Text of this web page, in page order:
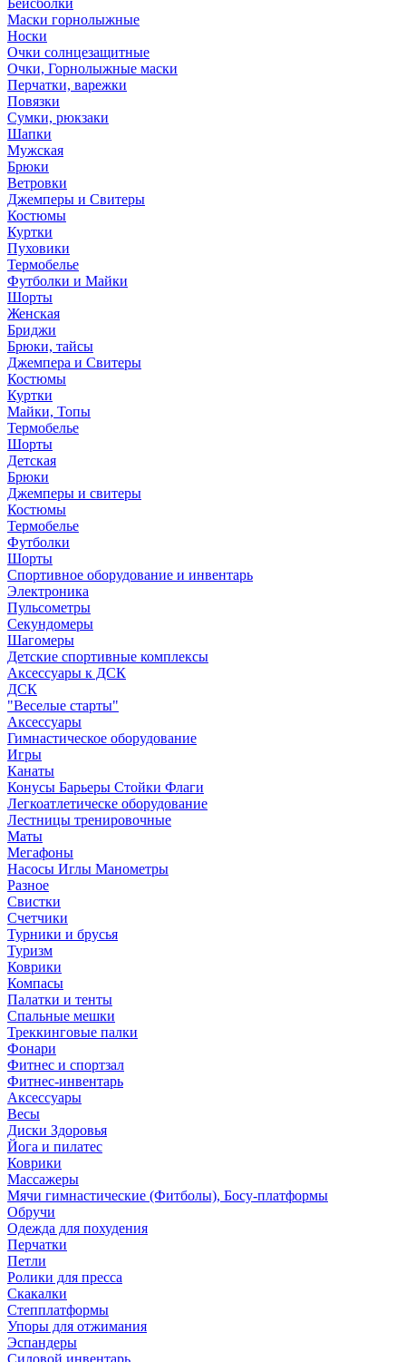
Бейсболки
Маски горнолыжные
Носки
Очки солнцезащитные
Очки, Горнолыжные маски
Перчатки, варежки
Повязки
Сумки, рюкзаки
Шапки
Мужская
Брюки
Ветровки
Джемперы и Свитеры
Костюмы
Куртки
Пуховики
Термобелье
Футболки и Майки
Шорты
Женская
Бриджи
Брюки, тайсы
Джемпера и Свитеры
Костюмы
Куртки
Майки, Топы
Термобелье
Шорты
Детская
Брюки
Джемперы и свитеры
Костюмы
Термобелье
Футболки
Шорты
Спортивное оборудование и инвентарь
Электроника
Пульсометры
Секундомеры
Шагомеры
Детские спортивные комплексы
Аксессуары к ДСК
ДСК
"Веселые старты"
Аксессуары
Гимнастическое оборудование
Игры
Канаты
Конусы Барьеры Стойки Флаги
Легкоатлетическе оборудование
Лестницы тренировочные
Маты
Мегафоны
Насосы Иглы Манометры
Разное
Свистки
Счетчики
Турники и брусья
Туризм
Коврики
Компасы
Палатки и тенты
Спальные мешки
Треккинговые палки
Фонари
Фитнес и спортзал
Фитнес-инвентарь
Аксессуары
Весы
Диски Здоровья
Йога и пилатес
Коврики
Массажеры
Мячи гимнастические (Фитболы), Босу-платформы
Обручи
Одежда для похудения
Перчатки
Петли
Ролики для пресса
Скакалки
Степплатформы
Упоры для отжимания
Эспандеры
Силовой инвентарь